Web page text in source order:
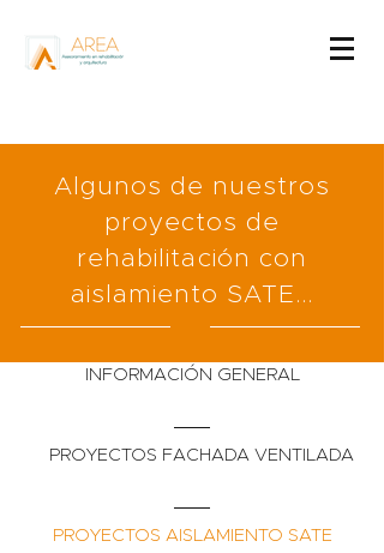
Algunos de nuestros
proyectos de
rehabilitación con
aislamiento SATE...
INFORMACIÓN GENERAL
PROYECTOS FACHADA VENTILADA
PROYECTOS AISLAMIENTO SATE